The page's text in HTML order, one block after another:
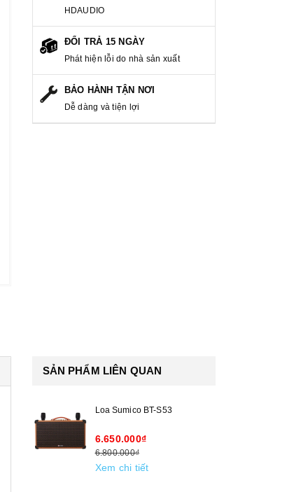
HDAUDIO
ĐỔI TRẢ 15 NGÀY
Phát hiện lỗi do nhà sản xuất
BẢO HÀNH TẬN NƠI
Dễ dàng và tiện lợi
SẢN PHẨM LIÊN QUAN
Loa Sumico BT-S53
6.650.000₫
6.800.000₫
Xem chi tiết